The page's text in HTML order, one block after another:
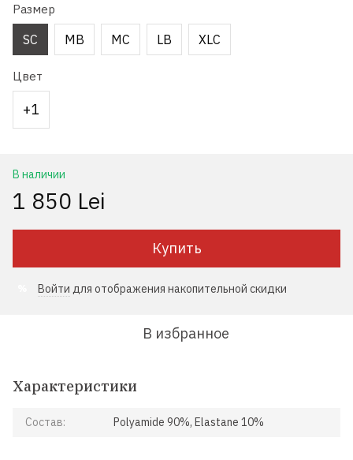
Размер
SC MB MC LB XLC
Цвет
+1
В наличии
1 850 Lei
Купить
Войти для отображения накопительной скидки
В избранное
Характеристики
Состав: Polyamide 90%, Elastane 10%